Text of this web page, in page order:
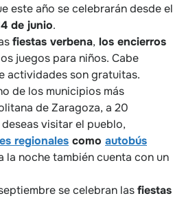
este año se celebrarán desde el
de junio.
fiestas verbena, los encierros
juegos para niños. Cabe
actividades son gratuitas.
de los municipios más
de Zaragoza, a 20
visitar el pueblo,
regionales como autobús
la noche también cuenta con un
se celebran lasfiestas